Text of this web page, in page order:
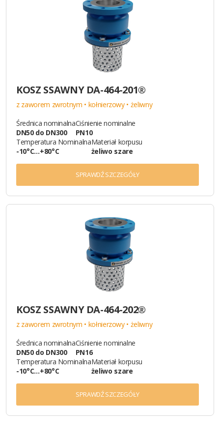
KOSZ SSAWNY DA-464-201®
z zaworem zwrotnym • kołnierzowy • żeliwny
Średnica nominalna
DN50 do DN300
Ciśnienie nominalne
PN10
Temperatura Nominalna
-10°C…+80°C
Materiał korpusu
żeliwo szare
SPRAWDŹ SZCZEGÓŁY
KOSZ SSAWNY DA-464-202®
z zaworem zwrotnym • kołnierzowy • żeliwny
Średnica nominalna
DN50 do DN300
Ciśnienie nominalne
PN16
Temperatura Nominalna
-10°C…+80°C
Materiał korpusu
żeliwo szare
SPRAWDŹ SZCZEGÓŁY